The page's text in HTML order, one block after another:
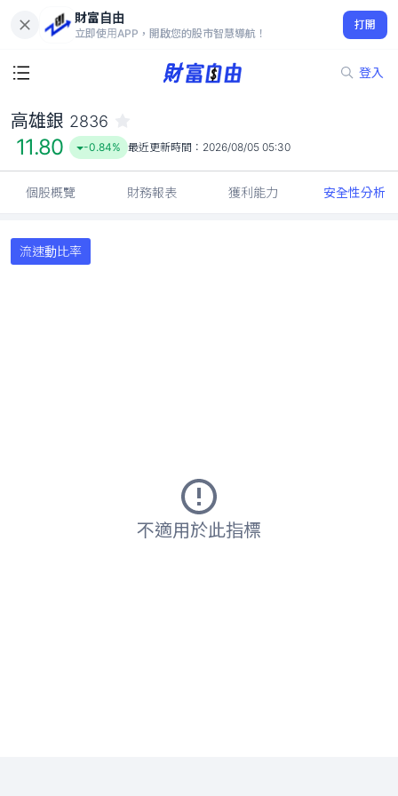
財富自由
立即使用APP，開啟您的股市智慧導航！
打開
登入
11.80
-0.84%
高雄銀 2836
11.80 -0.84% 最近更新時間： 2026/08/05 05:30
個股概覽 財務報表 獲利能力 安全性分析
流速動比率
不適用於此指標